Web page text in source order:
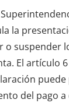
la
suspender
El artículo
del pago